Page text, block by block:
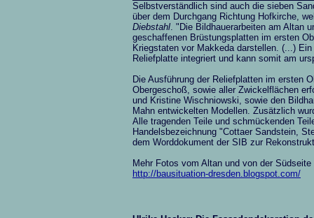
Selbstverständlich sind auch die sieben
über dem Durchgang Richtung Hofkirche,
Diebstahl. "Die Bildhauerarbeiten am Altan
geschaffenen Brüstungsplatten im ersten
Kriegstaten vor Makkeda darstellen. (...)
Reliefplatte integriert und kann somit am
Die Ausführung der Reliefplatten im ersten
Obergeschoß, sowie aller Zwickelflächen
und Kristine Wischniowski, sowie den
Mahn entwickelten Modellen. Zusätzlich
Alle tragenden Teile und schmückenden
Handelsbezeichnung "Cottaer Sandstein,
dem Worddokument der SIB zur
Mehr Fotos vom Altan und von der
http://bausituation-dresden.blogspot.com/